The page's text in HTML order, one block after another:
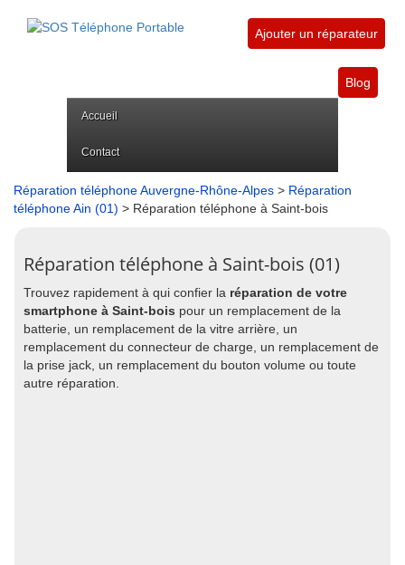
Ajouter un réparateur
Blog
Accueil
Contact
Réparation téléphone Auvergne-Rhône-Alpes > Réparation
téléphone Ain (01) > Réparation téléphone à Saint-bois
Réparation téléphone à Saint-bois (01)
Trouvez rapidement à qui confier la réparation de votre
smartphone à Saint-bois pour un remplacement de la
batterie, un remplacement de la vitre arrière, un
remplacement du connecteur de charge, un remplacement de
la prise jack, un remplacement du bouton volume ou toute
autre réparation.